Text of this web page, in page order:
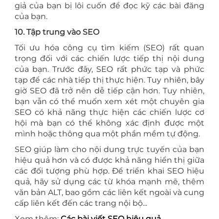
giả của bạn bị lôi cuốn để đọc kỹ các bài đăng
của bạn.
10. Tập trung vào SEO
Tối ưu hóa công cụ tìm kiếm (SEO) rất quan
trọng đối với các chiến lược tiếp thị nội dung
của bạn. Trước đây, SEO rất phức tạp và phức
tạp để các nhà tiếp thị thực hiện. Tuy nhiên, bây
giờ SEO đã trở nên dễ tiếp cận hơn. Tuy nhiên,
bạn vẫn có thể muốn xem xét một chuyên gia
SEO có khả năng thực hiện các chiến lược cơ
hội mà bạn có thể không xác định được một
mình hoặc thông qua một phần mềm tự động.
SEO giúp làm cho nội dung trực tuyến của bạn
hiệu quả hơn và có được khả năng hiển thị giữa
các đối tượng phù hợp. Để triển khai SEO hiệu
quả, hãy sử dụng các từ khóa mạnh mẽ, thêm
văn bản ALT, bao gồm các liên kết ngoài và cung
cấp liên kết đến các trang nội bộ...